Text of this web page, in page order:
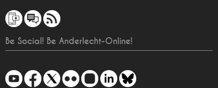
Be Social! Be Anderlecht-Online!